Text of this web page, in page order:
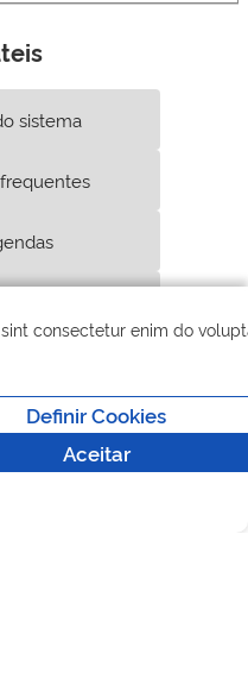
sistema
consectetur enim do
Definir Cookies
Aceitar